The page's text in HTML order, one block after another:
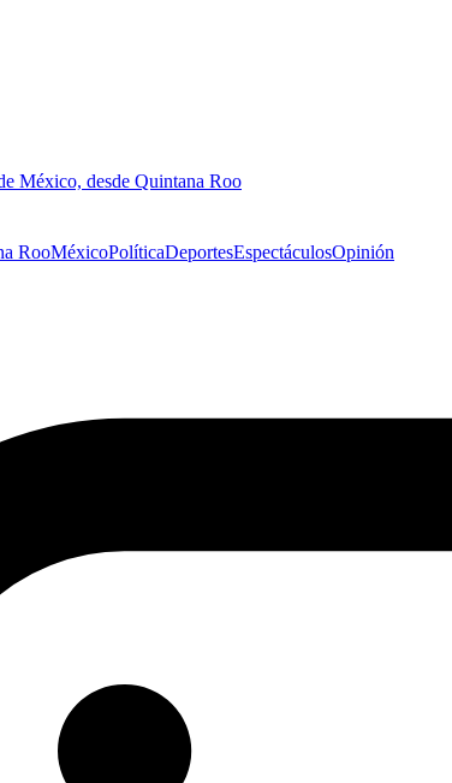
México, desde Quintana Roo
RooMéxicoPolíticaDeportesEspectáculosOpinión